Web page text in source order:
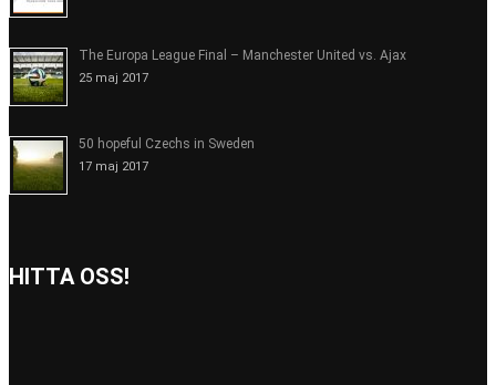
The Europa League Final – Manchester United vs. Ajax
25 maj 2017
50 hopeful Czechs in Sweden
17 maj 2017
HITTA OSS!